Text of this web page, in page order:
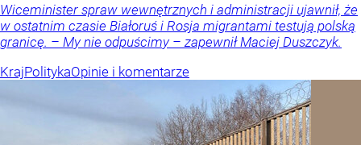
Wiceminister spraw wewnętrznych i administracji ujawnił, że
w ostatnim czasie Białoruś i Rosja migrantami testują polską
granicę. – My nie odpuścimy – zapewnił Maciej Duszczyk.
KrajPolitykaOpinie i komentarze